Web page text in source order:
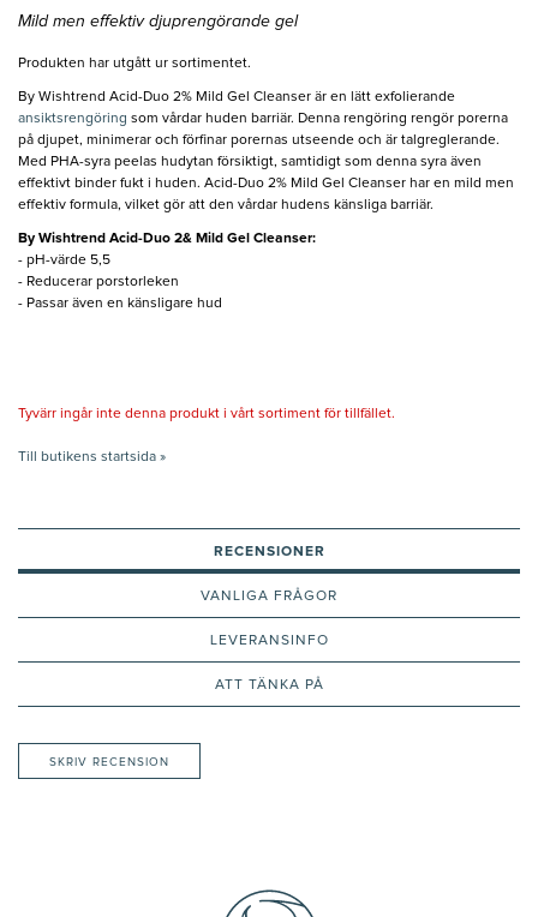
Mild men effektiv djuprengörande gel
Produkten har utgått ur sortimentet.
By Wishtrend Acid-Duo 2% Mild Gel Cleanser är en lätt exfolierande
ansiktsrengöring som vårdar huden barriär. Denna rengöring rengör porerna
på djupet, minimerar och förfinar porernas utseende och är talgreglerande.
Med PHA-syra peelas hudytan försiktigt, samtidigt som denna syra även
effektivt binder fukt i huden. Acid-Duo 2% Mild Gel Cleanser har en mild men
effektiv formula, vilket gör att den vårdar hudens känsliga barriär.
By Wishtrend Acid-Duo 2& Mild Gel Cleanser:
- pH-värde 5,5
- Reducerar porstorleken
- Passar även en känsligare hud
Tyvärr ingår inte denna produkt i vårt sortiment för tillfället.
Till butikens startsida »
RECENSIONER
VANLIGA FRÅGOR
LEVERANSINFO
ATT TÄNKA PÅ
SKRIV RECENSION